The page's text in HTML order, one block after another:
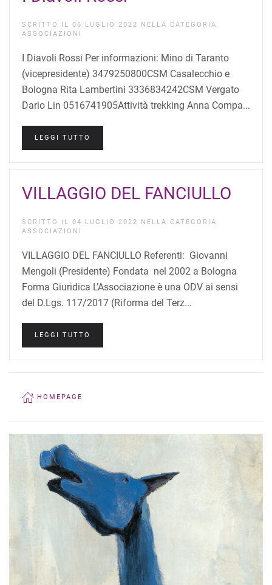
SCRITTO IL 06 LUGLIO 2022
NELLA CATEGORIA
ASSOCIAZIONI
I Diavoli Rossi Per informazioni: Mino di Taranto
(vicepresidente) 3479250800CSM Casalecchio e
Bologna Rita Lambertini 3336834242CSM Vergato
Dario Lin 0516741905Attività trekking Anna Compa...
LEGGI TUTTO
VILLAGGIO DEL FANCIULLO
SCRITTO IL 04 LUGLIO 2022
NELLA CATEGORIA
ASSOCIAZIONI
VILLAGGIO DEL FANCIULLO Referenti: Giovanni
Mengoli (Presidente) Fondata nel 2002 a Bologna
Forma Giuridica L’Associazione è una ODV ai sensi
del D.Lgs. 117/2017 (Riforma del Terz...
LEGGI TUTTO
HOMEPAGE